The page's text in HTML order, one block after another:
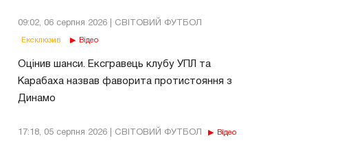
09:02, 06 серпня 2026 | СВІТОВИЙ ФУТБОЛ
Ексклюзив Відео
Оцінив шанси. Ексгравець клубу УПЛ та
Карабаха назвав фаворита протистояння з
Динамо
17:18, 05 серпня 2026 | СВІТОВИЙ ФУТБОЛ Відео